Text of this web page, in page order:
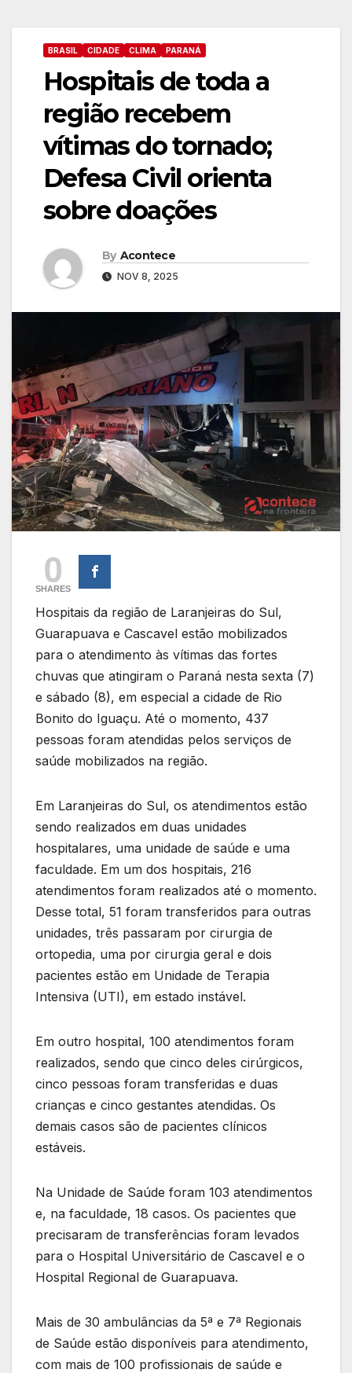
BRASIL CIDADE CLIMA PARANÁ
Hospitais de toda a
região recebem
vítimas do tornado;
Defesa Civil orienta
sobre doações
By Acontece
NOV 8, 2025
0
SHARES
Hospitais da região de Laranjeiras do Sul,
Guarapuava e Cascavel estão mobilizados
para o atendimento às vítimas das fortes
chuvas que atingiram o Paraná nesta sexta (7)
e sábado (8), em especial a cidade de Rio
Bonito do Iguaçu. Até o momento, 437
pessoas foram atendidas pelos serviços de
saúde mobilizados na região.
Em Laranjeiras do Sul, os atendimentos estão
sendo realizados em duas unidades
hospitalares, uma unidade de saúde e uma
faculdade. Em um dos hospitais, 216
atendimentos foram realizados até o momento.
Desse total, 51 foram transferidos para outras
unidades, três passaram por cirurgia de
ortopedia, uma por cirurgia geral e dois
pacientes estão em Unidade de Terapia
Intensiva (UTI), em estado instável.
Em outro hospital, 100 atendimentos foram
realizados, sendo que cinco deles cirúrgicos,
cinco pessoas foram transferidas e duas
crianças e cinco gestantes atendidas. Os
demais casos são de pacientes clínicos
estáveis.
Na Unidade de Saúde foram 103 atendimentos
e, na faculdade, 18 casos. Os pacientes que
precisaram de transferências foram levados
para o Hospital Universitário de Cascavel e o
Hospital Regional de Guarapuava.
Mais de 30 ambulâncias da 5ª e 7ª Regionais
de Saúde estão disponíveis para atendimento,
com mais de 100 profissionais de saúde e